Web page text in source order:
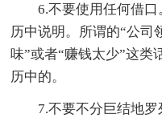
6.不要使用任何借
历中说明。所谓的“公司
味”或者“赚钱太少”这类
历中的。
7.不要不分巨结地